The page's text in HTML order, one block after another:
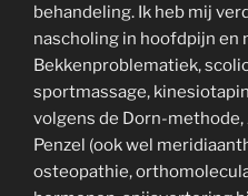
behandeling. Ik heb mij
nascholing in hoofdpijn en
Bekkenproblematiek,
sportmassage,
volgens de Dorn-
Penzel (ook wel
osteopathie,